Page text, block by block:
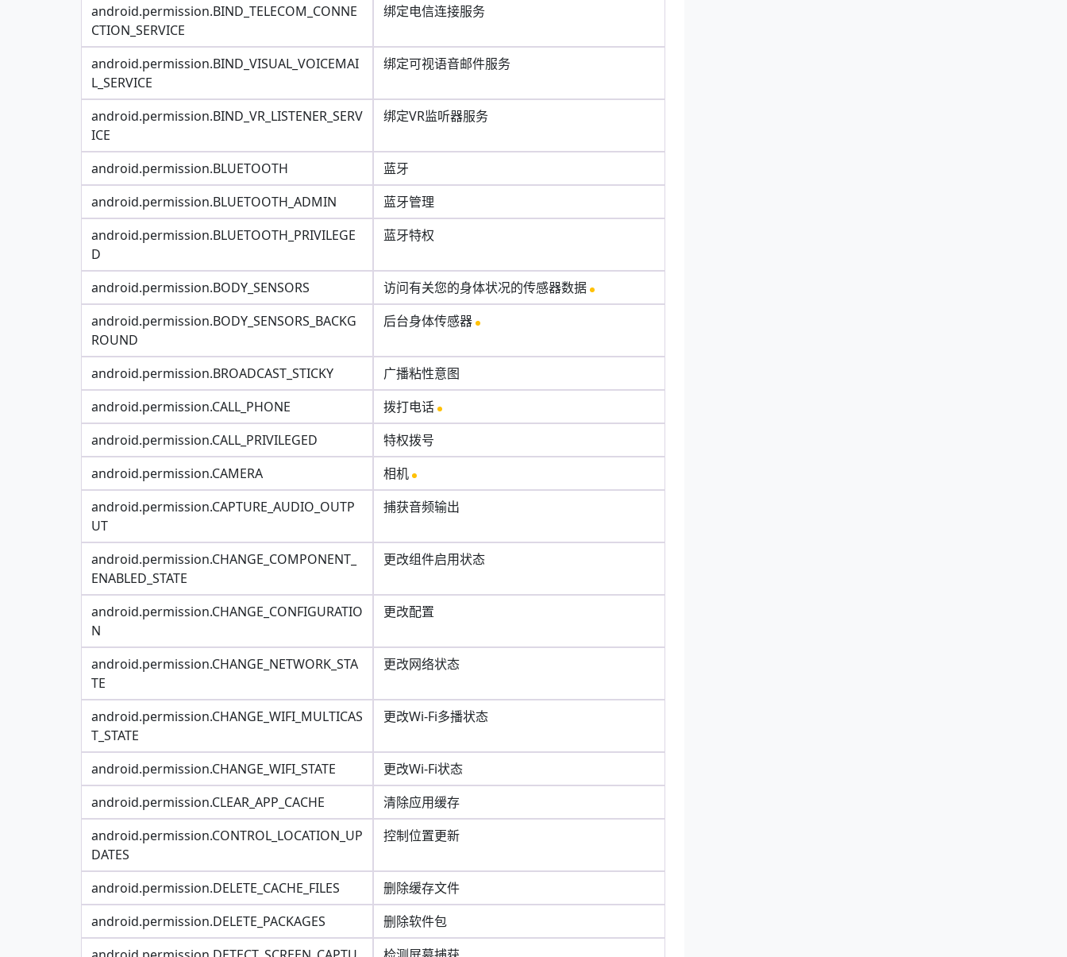
android.permission.BIND_TELECOM_CONNE
CTION_SERVICE
绑定电信连接服务
android.permission.BIND_VISUAL_VOICEMAI
L_SERVICE
绑定可视语音邮件服务
android.permission.BIND_VR_LISTENER_SERV
ICE
绑定VR监听器服务
android.permission.BLUETOOTH
蓝牙
android.permission.BLUETOOTH_ADMIN
蓝牙管理
android.permission.BLUETOOTH_PRIVILEGE
D
蓝牙特权
android.permission.BODY_SENSORS
访问有关您的身体状况的传感器数据
android.permission.BODY_SENSORS_BACKG
ROUND
后台身体传感器
android.permission.BROADCAST_STICKY
广播粘性意图
android.permission.CALL_PHONE
拨打电话
android.permission.CALL_PRIVILEGED
特权拨号
android.permission.CAMERA
相机
android.permission.CAPTURE_AUDIO_OUTP
UT
捕获音频输出
android.permission.CHANGE_COMPONENT_
ENABLED_STATE
更改组件启用状态
android.permission.CHANGE_CONFIGURATIO
N
更改配置
android.permission.CHANGE_NETWORK_STA
TE
更改网络状态
android.permission.CHANGE_WIFI_MULTICAS
T_STATE
更改Wi-Fi多播状态
android.permission.CHANGE_WIFI_STATE
更改Wi-Fi状态
android.permission.CLEAR_APP_CACHE
清除应用缓存
android.permission.CONTROL_LOCATION_UP
DATES
控制位置更新
android.permission.DELETE_CACHE_FILES
删除缓存文件
android.permission.DELETE_PACKAGES
删除软件包